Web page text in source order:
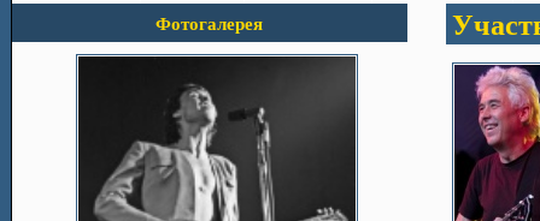
Фотогалерея